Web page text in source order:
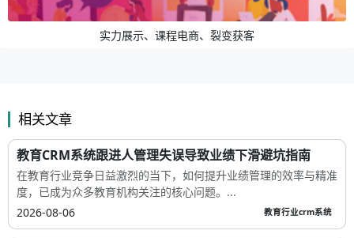
实力展示、课程电商、裂变获客
相关文章
教育CRM系统跟进人管理失误导致业绩下滑避坑指南
在教育行业竞争日益激烈的当下，如何提升业绩管理的效率与精准
度，已成为众多教育机构关注的核心问题。...
2026-08-06
教育行业crm系统